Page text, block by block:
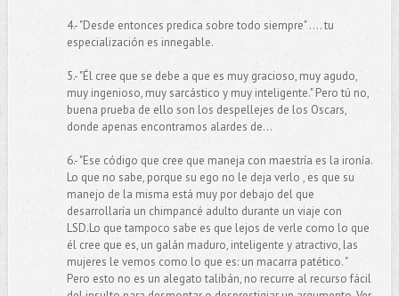
4.- "Desde entonces predica sobre todo siempre" .... tu
especialización es innegable.
5.- "Él cree que se debe a que es muy gracioso, muy agudo,
muy ingenioso, muy sarcástico y muy inteligente." Pero tú no,
buena prueba de ello son los despellejes de los Oscars,
donde apenas encontramos alardes de...
6.- "Ese código que cree que maneja con maestría es la ironía.
Lo que no sabe, porque su ego no le deja verlo , es que su
manejo de la misma está muy por debajo del que
desarrollaría un chimpancé adulto durante un viaje con
LSD.Lo que tampoco sabe es que lejos de verle como lo que
él cree que es, un galán maduro, inteligente y atractivo, las
mujeres le vemos como lo que es: un macarra patético. "
Pero esto no es un alegato talibán, no recurre al recurso fácil